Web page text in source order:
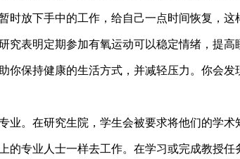
时放下手中的工作，给自己一点时间恢复，这
究表明定期参加有氧运动可以稳定情绪，提高
你保持健康的生活方式，并减轻压力。你会发
业。在研究生院，学生会被要求将他们的学术
的专业人士一样去工作。在学习或完成教授